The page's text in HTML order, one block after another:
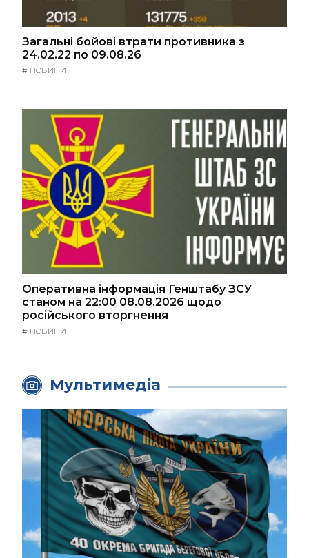
Загальні бойові втрати противника з
24.02.22 по 09.08.26
# НОВИНИ
Оперативна інформація Генштабу ЗСУ
станом на 22:00 08.08.2026 щодо
російського вторгнення
# НОВИНИ
Мультимедіа